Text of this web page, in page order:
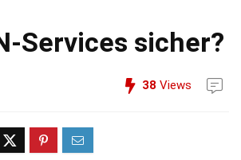
Services sicher?
38 Views